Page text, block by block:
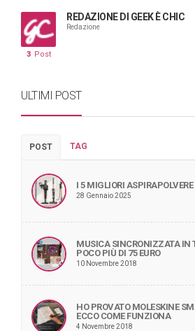
REDAZIONE DI GEEK È CHIC
Redazione
3 Post
ULTIMI POST
POST TAG
I 5 MIGLIORI
28 Gennaio 2025
MUSICA SINCRONIZZATA IN
POCO PIÙ DI 75 EURO
10 Novembre 2018
HO PROVATO MOLESKINE
ECCO COME FUNZIONA
4 Novembre 2018